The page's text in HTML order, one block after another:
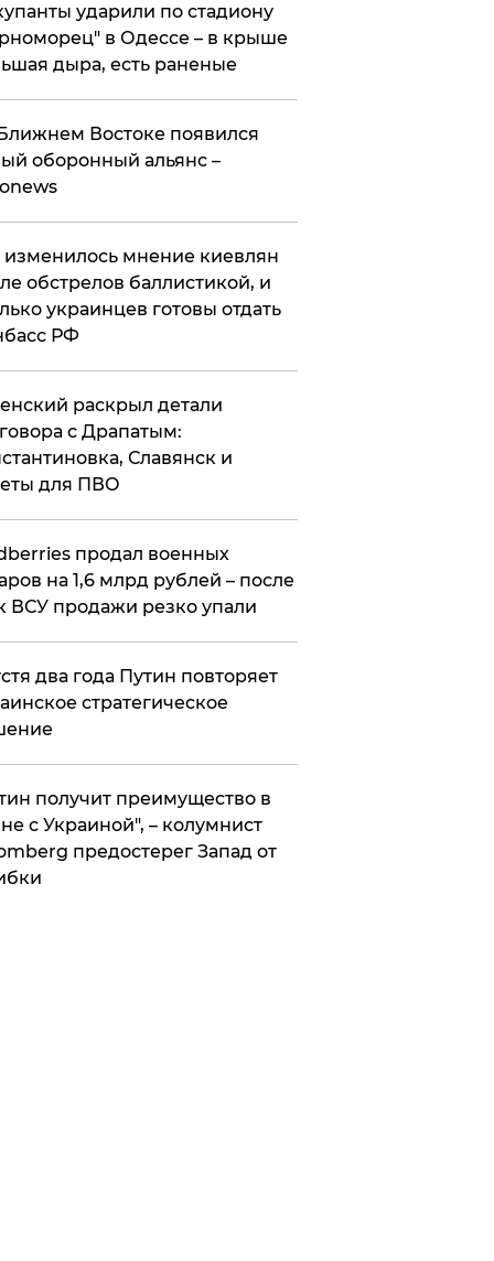
ударили по стадиону
в Одессе – в крыше
дыра, есть раненые
Востоке появился
оборонный альянс –
изменилось мнение киевлян
обстрелов баллистикой, и
украинцев готовы отдать
РФ
раскрыл детали
с Драпатым:
Славянск и
для ПВО
продал военных
на 1,6 млрд рублей – после
ВСУ продажи резко упали
два года Путин повторяет
стратегическое
получит преимущество в
с Украиной", – колумнист
предостерег Запад от